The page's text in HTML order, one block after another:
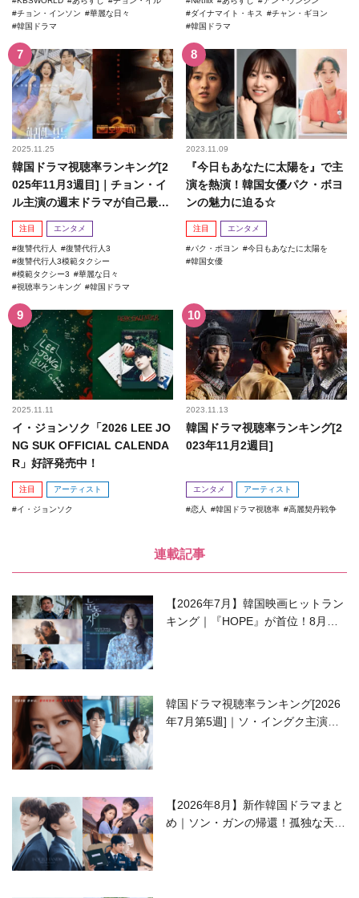
チョン・インソン
華麗な日々
韓国ドラマ
ダイナマイト・キス
チャン・ギヨン
韓国ドラマ
2025.11.25
韓国ドラマ視聴率ランキング[2
025年11月3週目]｜チョン・イ
ル主演の週末ドラマが自己最高
記録を更新！
注目 エンタメ
復讐代行人
復讐代行人3
復讐代行人3模範タクシー
模範タクシー3
華麗な日々
視聴率ランキング
韓国ドラマ
2023.11.09
『今日もあなたに太陽を』で主
演を熱演！韓国女優パク・ボヨ
ンの魅力に迫る☆
注目 エンタメ
パク・ボヨン
今日もあなたに太陽を
韓国女優
2025.11.11
イ・ジョンソク「2026 LEE JO
NG SUK OFFICIAL CALENDA
R」好評発売中！
注目 アーティスト
イ・ジョンソク
2023.11.13
韓国ドラマ視聴率ランキング[2
023年11月2週目]
エンタメ アーティスト
恋人 韓国ドラマ視聴率 高麗契丹戦争
連載記事
【2026年7月】韓国映画ヒットラン
キング｜『HOPE』が首位！8月公
韓国ドラマ視聴率ランキング[2026
年7月第5週]｜ソ・イングク主演の
【2026年8月】新作韓国ドラマまと
め｜ソン・ガンの帰還！孤独な天才